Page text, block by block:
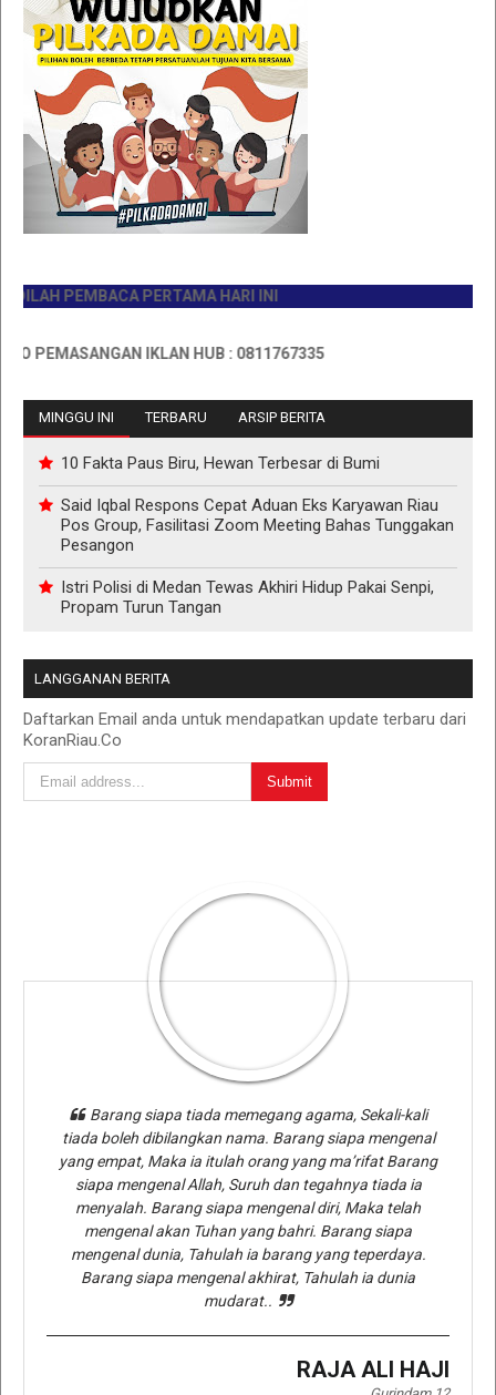
PEMBACA PERTAMA HARI INI
IKLAN HUB : 0811767335
MINGGU INI TERBARU ARSIP BERITA
10 Fakta Paus Biru, Hewan Terbesar di Bumi
Said Iqbal Respons Cepat Aduan Eks Karyawan Riau
Pos Group, Fasilitasi Zoom Meeting Bahas Tunggakan
Pesangon
Istri Polisi di Medan Tewas Akhiri Hidup Pakai Senpi,
Propam Turun Tangan
LANGGANAN BERITA
Daftarkan Email anda untuk mendapatkan update terbaru dari
KoranRiau.Co
Barang siapa tiada memegang agama, Sekali-kali
tiada boleh dibilangkan nama. Barang siapa mengenal
yang empat, Maka ia itulah orang yang ma’rifat Barang
siapa mengenal Allah, Suruh dan tegahnya tiada ia
menyalah. Barang siapa mengenal diri, Maka telah
mengenal akan Tuhan yang bahri. Barang siapa
mengenal dunia, Tahulah ia barang yang teperdaya.
Barang siapa mengenal akhirat, Tahulah ia dunia
mudarat..
RAJA ALI HAJI